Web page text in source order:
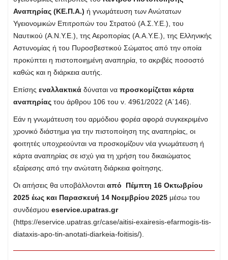
Αναπηρίας (ΚΕ.Π.Α.) ή γνωμάτευση των Ανώτατων
Υγειονομικών Επιτροπών του Στρατού (Α.Σ.Υ.Ε.), του
Ναυτικού (Α.Ν.Υ.Ε.), της Αεροπορίας (Α.Α.Υ.Ε.), της Ελληνικής
Αστυνομίας ή του Πυροσβεστικού Σώματος από την οποία
προκύπτει η πιστοποιημένη αναπηρία, το ακριβές ποσοστό
καθώς και η διάρκεια αυτής.
Επίσης εναλλακτικά δύναται να προσκομίζεται κάρτα
αναπηρίας του άρθρου 106 του ν. 4961/2022 (Α΄146).
Εάν η γνωμάτευση του αρμόδιου φορέα αφορά συγκεκριμένο
χρονικό διάστημα για την πιστοποίηση της αναπηρίας, οι
φοιτητές υποχρεούνται να προσκομίζουν νέα γνωμάτευση ή
κάρτα αναπηρίας σε ισχύ για τη χρήση του δικαιώματος
εξαίρεσης από την ανώτατη διάρκεια φοίτησης.
Οι αιτήσεις θα υποβάλλονται από Πέμπτη 16 Οκτωβρίου
2025 έως και Παρασκευή 14 Νοεμβρίου 2025 μέσω του
συνδέσμου eservice.upatras.gr
(https://eservice.upatras.gr/case/aitisi-exairesis-efarmogis-tis-
diataxis-apo-tin-anotati-diarkeia-foitisis/).